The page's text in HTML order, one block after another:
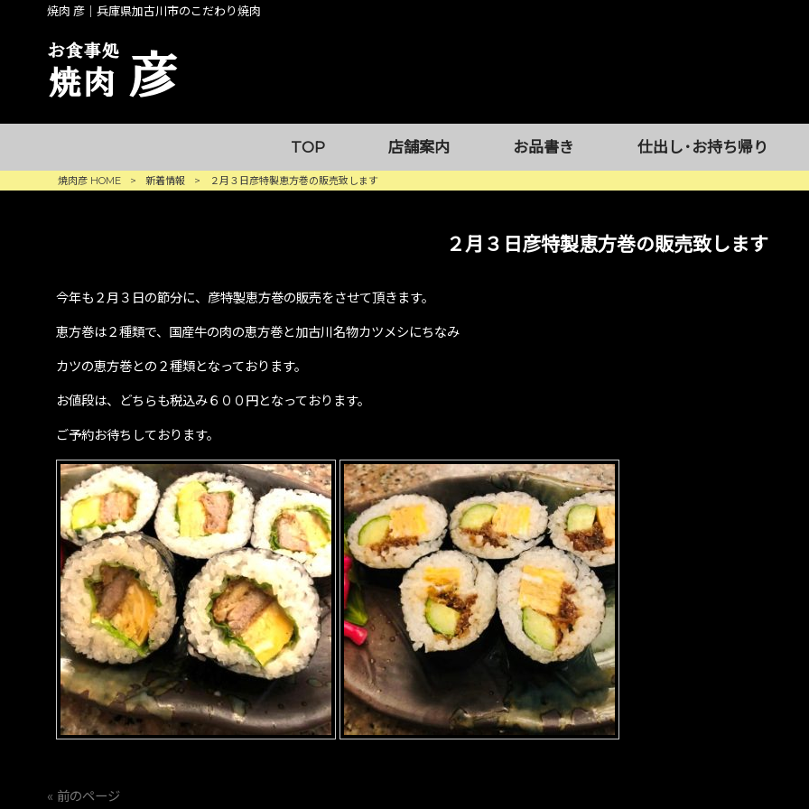
焼肉 彦｜兵庫県加古川市のこだわり焼肉
TOP 店舗案内 お品書き 仕出し･お持ち帰り
焼肉彦 HOME > 新着情報 > ２月３日彦特製恵方巻の販売致します
２月３日彦特製恵方巻の販売致します
今年も２月３日の節分に、彦特製恵方巻の販売をさせて頂きます。
恵方巻は２種類で、国産牛の肉の恵方巻と加古川名物カツメシにちなみ
カツの恵方巻との２種類となっております。
お値段は、どちらも税込み６００円となっております。
ご予約お待ちしております。
« 前のページ